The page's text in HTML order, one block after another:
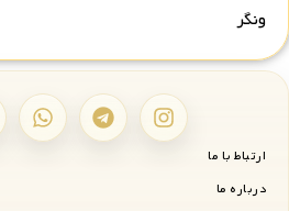
ونگر
ارتباط با ما
درباره ما